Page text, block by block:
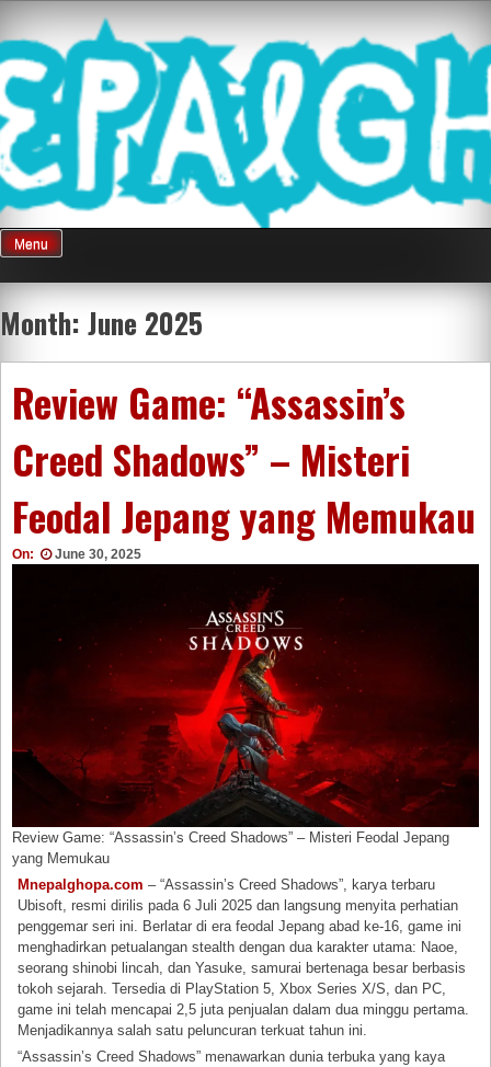
content
Mnepalghopa
Review Game
Terkini Paling
Seluruh Di
Indonesia
Menu
Month: June 2025
Review Game: “Assassin’s
Creed Shadows” – Misteri
Feodal Jepang yang Memukau
On: June 30, 2025
Review Game: “Assassin’s Creed Shadows” – Misteri Feodal Jepang
yang Memukau
Mnepalghopa.com – “Assassin’s Creed Shadows”, karya terbaru
Ubisoft, resmi dirilis pada 6 Juli 2025 dan langsung menyita perhatian
penggemar seri ini. Berlatar di era feodal Jepang abad ke-16, game ini
menghadirkan petualangan stealth dengan dua karakter utama: Naoe,
seorang shinobi lincah, dan Yasuke, samurai bertenaga besar berbasis
tokoh sejarah. Tersedia di PlayStation 5, Xbox Series X/S, dan PC,
game ini telah mencapai 2,5 juta penjualan dalam dua minggu pertama.
Menjadikannya salah satu peluncuran terkuat tahun ini.
“Assassin’s Creed Shadows” menawarkan dunia terbuka yang kaya